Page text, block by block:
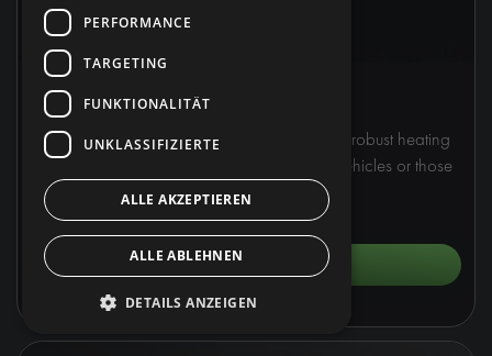
The Modul-System e-Heater 2000W delivers robust heating
performance, perfect for larger commercial vehicles or those
with higher heating demands.
PERFORMANCE
TARGETING
FUNKTIONALITÄT
UNKLASSIFIZIERTE
ALLE AKZEPTIEREN
ALLE ABLEHNEN
DETAILS ANZEIGEN